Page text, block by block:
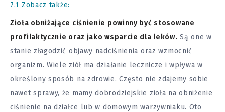
7.1 Zobacz także:
Zioła obniżające ciśnienie powinny być stosowane
profilaktycznie oraz jako wsparcie dla leków. Są one w
stanie złagodzić objawy nadciśnienia oraz wzmocnić
organizm. Wiele ziół ma działanie lecznicze i wpływa w
określony sposób na zdrowie. Często nie zdajemy sobie
nawet sprawy, że mamy dobrodziejskie zioła na obniżenie
ciśnienie na działce lub w domowym warzywniaku. Oto